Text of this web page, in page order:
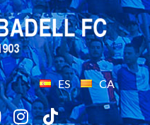
ES CA